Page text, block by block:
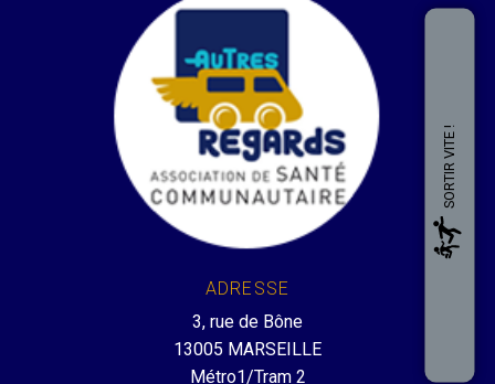
SORTIR VITE !
ADRESSE
3, rue de Bône
13005 MARSEILLE
Métro1/Tram 2